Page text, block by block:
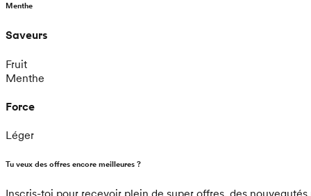
Menthe
Saveurs
Fruit
Menthe
Force
Léger
Tu veux des offres encore meilleures ?
Inscris-toi pour recevoir plein de super offres, des